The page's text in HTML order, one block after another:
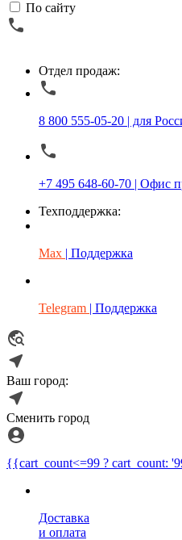
По сайту
Отдел продаж:
8 800 555-05-20 | для
+7 495 648-60-70 | Офис
Техподдержка:
Max | Поддержка
Telegram | Поддержка
Ваш город:
Сменить город
{{cart_count<=99 ? cart_count:
Доставка
и оплата